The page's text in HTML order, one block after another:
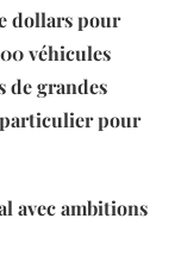
dollars pour
véhicules
grandes
pour
avec ambitions